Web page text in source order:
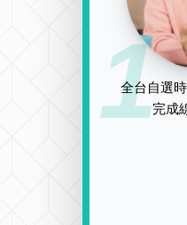
1
全台自選
完成